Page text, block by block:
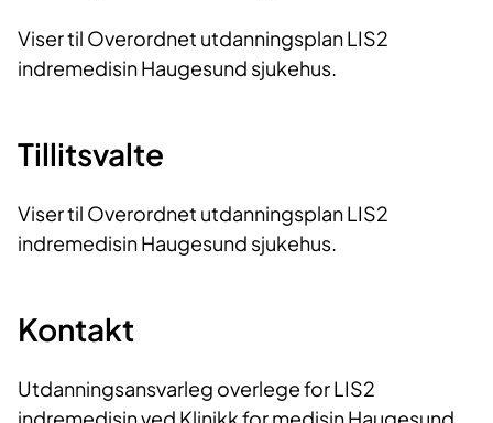
Viser til Overordnet utdanningsplan LIS2
indremedisin Haugesund sjukehus.
Tillitsvalte
Viser til Overordnet utdanningsplan LIS2
indremedisin Haugesund sjukehus.
Kontakt
Utdanningsansvarleg overlege for LIS2